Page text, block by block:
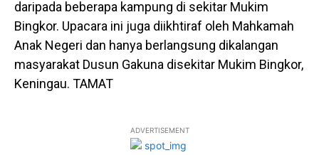
daripada beberapa kampung di sekitar Mukim
Bingkor. Upacara ini juga diikhtiraf oleh Mahkamah
Anak Negeri dan hanya berlangsung dikalangan
masyarakat Dusun Gakuna disekitar Mukim Bingkor,
Keningau. TAMAT
ADVERTISEMENT